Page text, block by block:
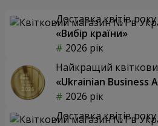
Доставка квітів року
«Вибір країни»
2026 рік
Найкращий
«Ukrainian Business
2026 рік
Доставка квітів року